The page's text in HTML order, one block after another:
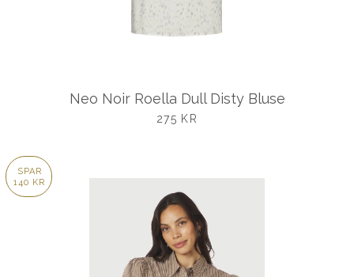
Neo Noir Roella Dull Disty Bluse
UDSALGSPRIS
275 KR
SPAR
140 KR